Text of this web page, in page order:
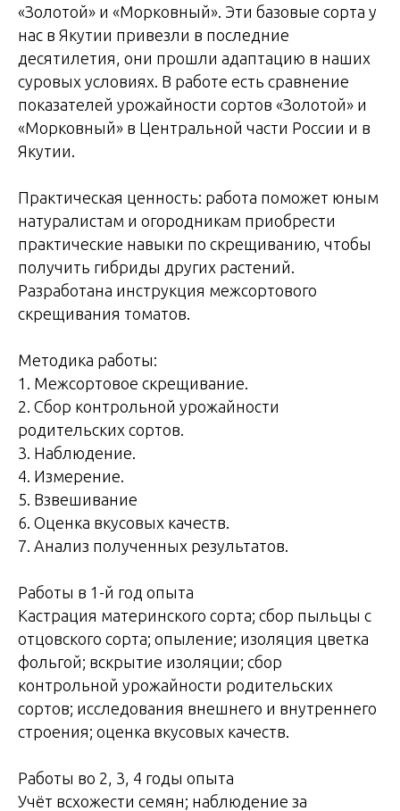
«Золотой» и «Морковный». Эти базовые сорта у
нас в Якутии привезли в последние
десятилетия, они прошли адаптацию в наших
суровых условиях. В работе есть сравнение
показателей урожайности сортов «Золотой» и
«Морковный» в Центральной части России и в
Якутии.
Практическая ценность: работа поможет юным
натуралистам и огородникам приобрести
практические навыки по скрещиванию, чтобы
получить гибриды других растений.
Разработана инструкция межсортового
скрещивания томатов.
Методика работы:
1. Межсортовое скрещивание.
2. Сбор контрольной урожайности
родительских сортов.
3. Наблюдение.
4. Измерение.
5. Взвешивание
6. Оценка вкусовых качеств.
7. Анализ полученных результатов.
Работы в 1-й год опыта
Кастрация материнского сорта; сбор пыльцы с
отцовского сорта; опыление; изоляция цветка
фольгой; вскрытие изоляции; сбор
контрольной урожайности родительских
сортов; исследования внешнего и внутреннего
строения; оценка вкусовых качеств.
Работы во 2, 3, 4 годы опыта
Учёт всхожести семян; наблюдение за